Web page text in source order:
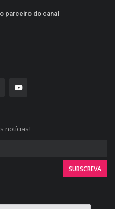
parceiro do canal
notícias!